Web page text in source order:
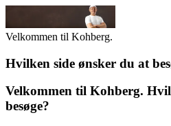
Velkommen til Kohberg.
Hvilken side ønsker du at
Velkommen til Kohberg.
besøge?